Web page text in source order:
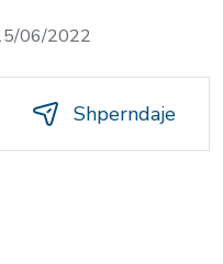
06/2022
Shperndaje